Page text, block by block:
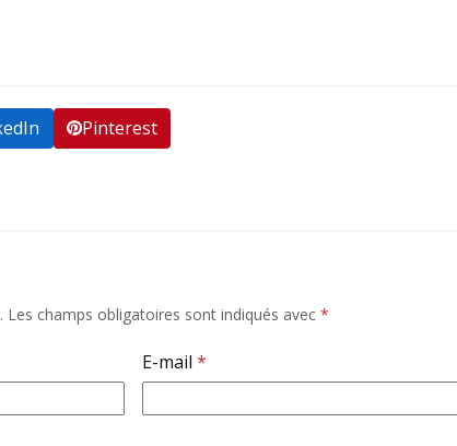
Pinterest
Les champs obligatoires sont indiqués avec *
E-mail *